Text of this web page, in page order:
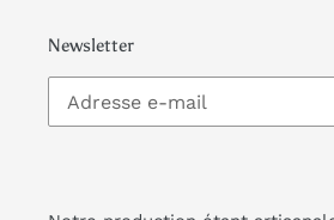
Newsletter